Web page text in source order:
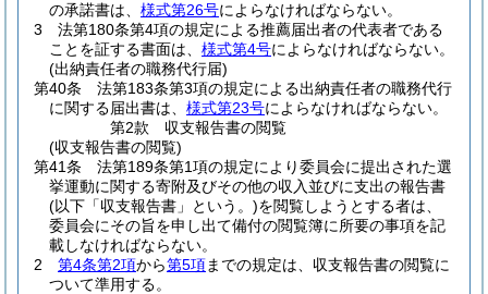
の承諾書は、 様式第26号によらなければならない。
3
法第180条第4項の規定による推薦届出者の代表者である
ことを証する書面は、 様式第4号によらなければならない。
(出納責任者の職務代行届)
第40条
法第183条第3項の規定による出納責任者の職務代行
に関する届出書は、 様式第23号によらなければならない。
第2款
収支報告書の閲覧
(収支報告書の閲覧)
第41条
法第189条第1項の規定により委員会に提出された選
挙運動に関する寄附及びその他の収入並びに支出の報告書
(以下「収支報告書」という。)を閲覧しようとする者は、
委員会にその旨を申し出て備付の閲覧簿に所要の事項を記
載しなければならない。
2
第4条第2項から第5項までの規定は、収支報告書の閲覧に
ついて準用する。